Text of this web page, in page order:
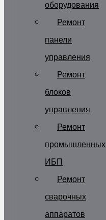
оборудования
Ремонт
панели
управления
Ремонт
блоков
управления
Ремонт
промышленных
ИБП
Ремонт
сварочных
аппаратов